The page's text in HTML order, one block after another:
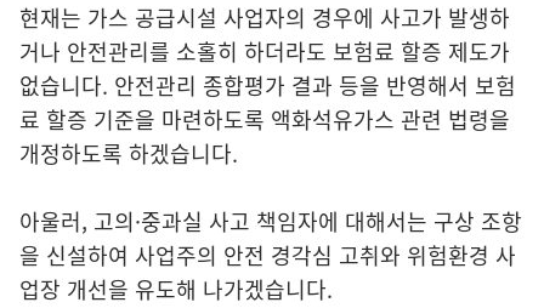
현재는 가스 공급시설 사업자의 경우에 사고가 발생하
거나 안전관리를 소홀히 하더라도 보험료 할증 제도가
없습니다. 안전관리 종합평가 결과 등을 반영해서 보험
료 할증 기준을 마련하도록 액화석유가스 관련 법령을
개정하도록 하겠습니다.
아울러, 고의·중과실 사고 책임자에 대해서는 구상 조항
을 신설하여 사업주의 안전 경각심 고취와 위험환경 사
업장 개선을 유도해 나가겠습니다.